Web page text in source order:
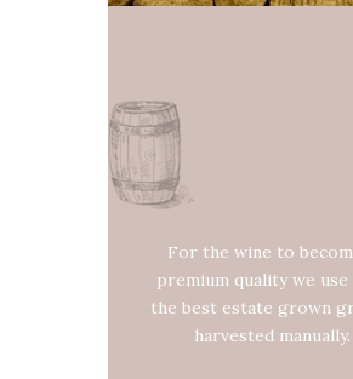
For the wine to
premium quality we use
the best estate grown
harvested manually.